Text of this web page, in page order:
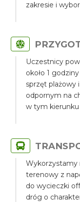
zakresie i
Uczestnicy
około 1
sprzęt plażowy
odpornym na
w tym kierunku
Wykorzystamy
terenowy z
do wycieczki
dróg o